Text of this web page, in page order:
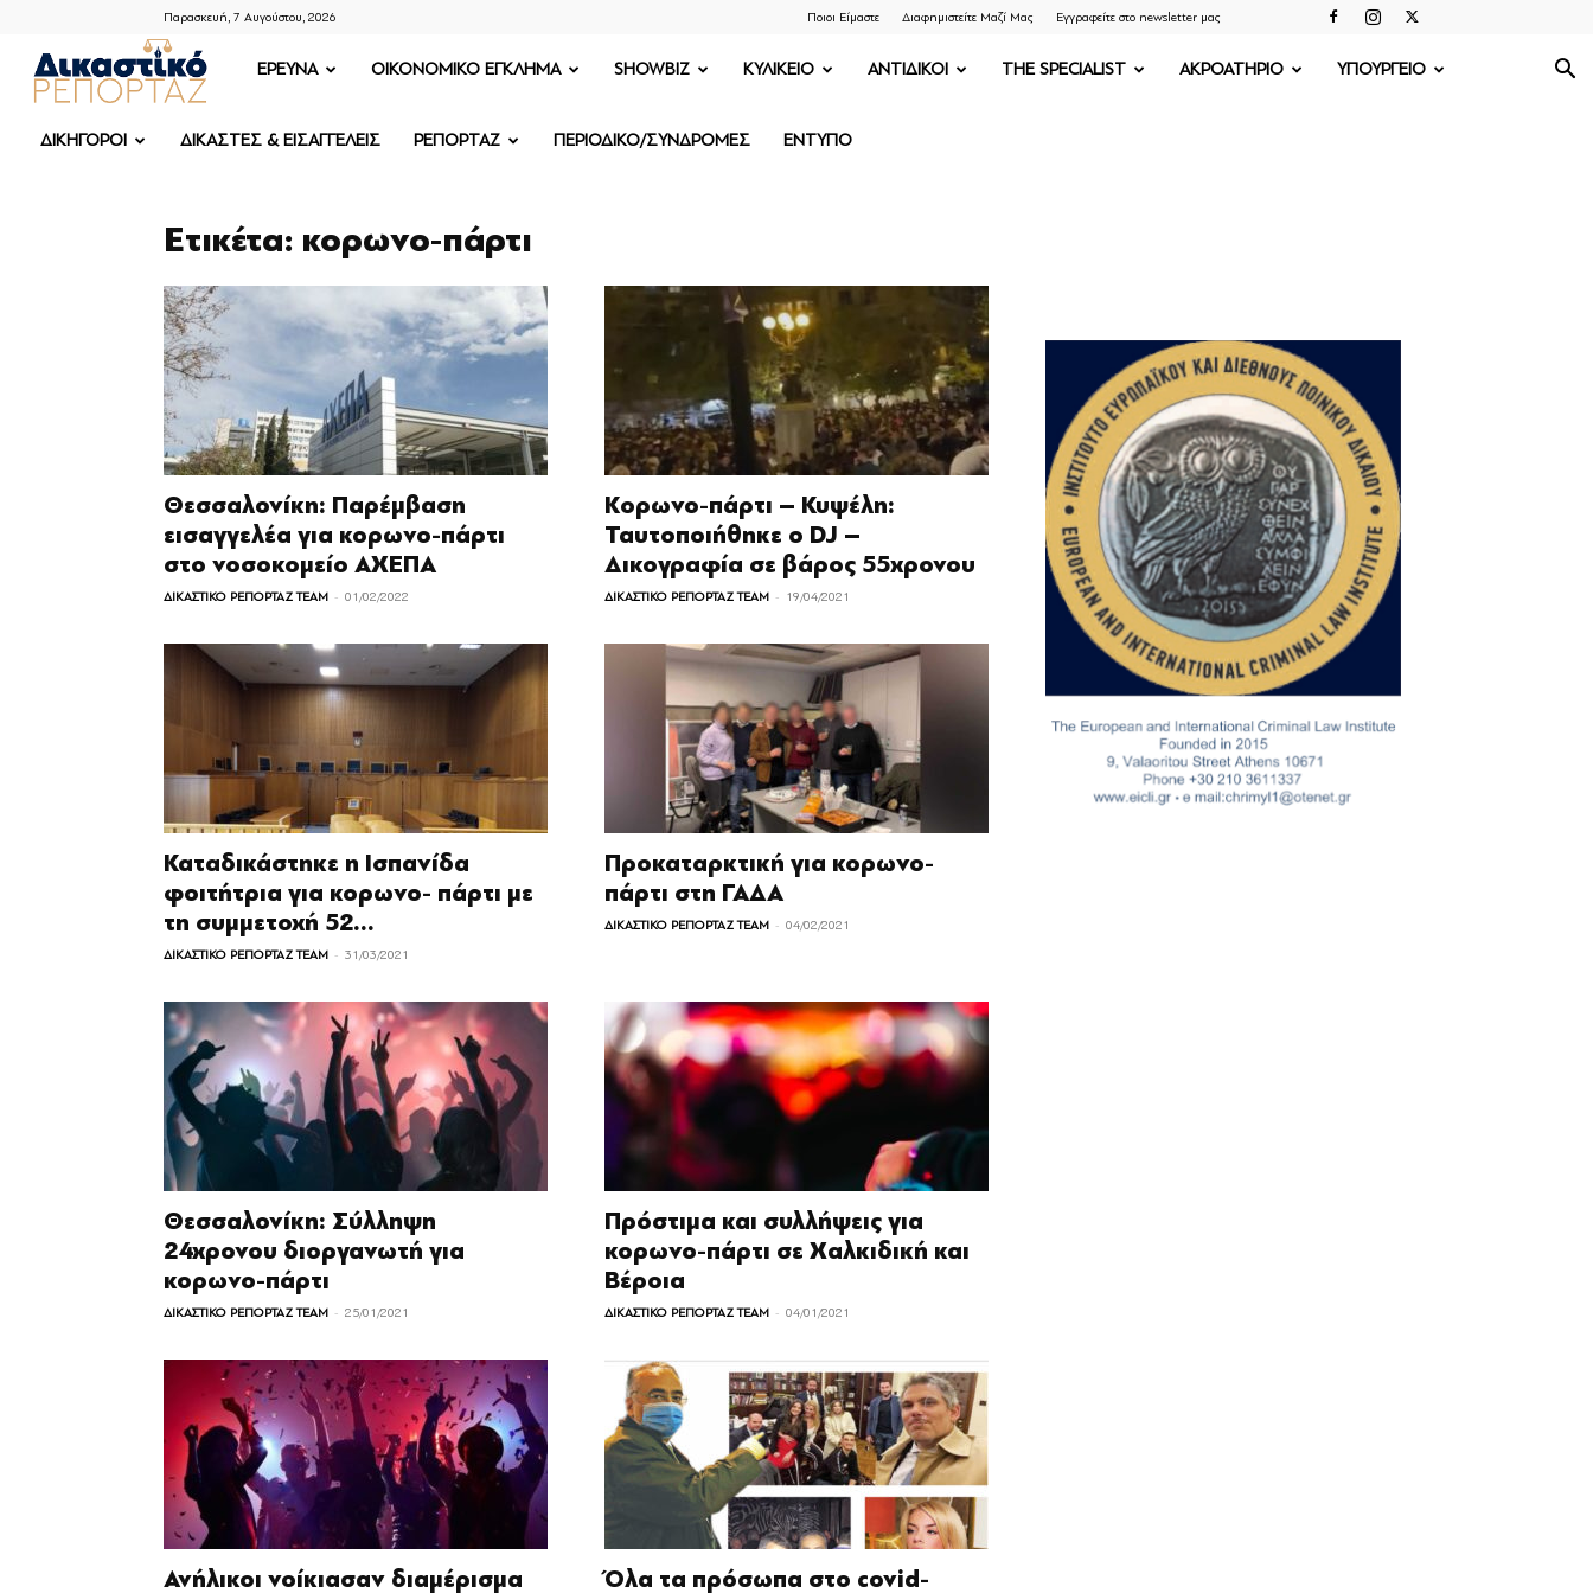
Παρασκευή, 7 Αυγούστου, 2026 Ποιοι Είμαστε Διαφημιστείτε Μαζί Μας Εγγραφείτε στο newsletter μας
ΔΙΚΑΣΤΙΚΟ
ΡΕΠΟΡΤΑΖ
ΕΡΕΥΝΑ OIKONOMIKO ΕΓΚΛΗΜΑ SHOWBIZ ΚΥΛΙΚΕΙΟ ΑΝΤΙΔΙΚΟΙ THE SPECIALIST ΑΚΡΟΑΤΗΡΙΟ ΥΠΟΥΡΓΕΙΟ
ΔΙΚΗΓΟΡΟΙ ΔΙΚΑΣΤΕΣ & ΕΙΣΑΓΓΕΛΕΙΣ ΡΕΠΟΡΤΑΖ ΠΕΡΙΟΔΙΚΟ/ΣΥΝΔΡΟΜΕΣ ΕΝΤΥΠΟ
Ετικέτα: κορωνο-πάρτι
Θεσσαλονίκη: Παρέμβαση
εισαγγελέα για κορωνο-πάρτι
στο νοσοκομείο ΑΧΕΠΑ
ΔΙΚΑΣΤΙΚΟ ΡΕΠΟΡΤΑΖ TEAM - 01/02/2022
Κορωνο-πάρτι – Κυψέλη:
Ταυτοποιήθηκε ο DJ –
Δικογραφία σε βάρος 55χρονου
ΔΙΚΑΣΤΙΚΟ ΡΕΠΟΡΤΑΖ TEAM - 19/04/2021
Καταδικάστηκε η Ισπανίδα
φοιτήτρια για κορωνο- πάρτι με
τη συμμετοχή 52...
ΔΙΚΑΣΤΙΚΟ ΡΕΠΟΡΤΑΖ TEAM - 31/03/2021
Προκαταρκτική για κορωνο-
πάρτι στη ΓΑΔΑ
ΔΙΚΑΣΤΙΚΟ ΡΕΠΟΡΤΑΖ TEAM - 04/02/2021
Θεσσαλονίκη: Σύλληψη
24χρονου διοργανωτή για
κορωνο-πάρτι
ΔΙΚΑΣΤΙΚΟ ΡΕΠΟΡΤΑΖ TEAM - 25/01/2021
Πρόστιμα και συλλήψεις για
κορωνο-πάρτι σε Χαλκιδική και
Βέρoια
ΔΙΚΑΣΤΙΚΟ ΡΕΠΟΡΤΑΖ TEAM - 04/01/2021
Ανήλικοι νοίκιασαν διαμέρισμα Όλα τα πρόσωπα στο covid-